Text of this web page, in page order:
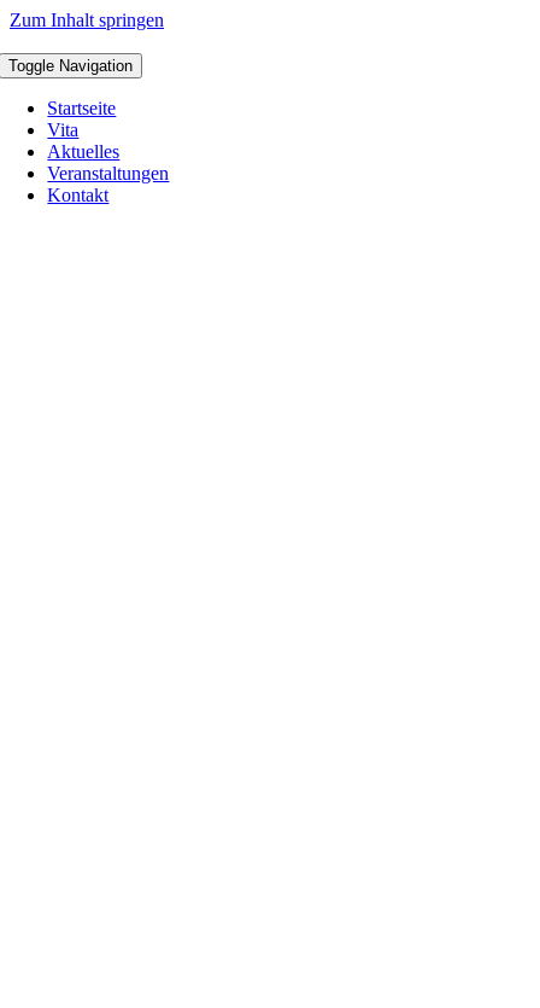
Zum Inhalt springen
Toggle Navigation
Startseite
Vita
Aktuelles
Veranstaltungen
Kontakt